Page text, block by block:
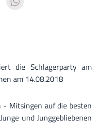
die Schlagerparty am
am 14.08.2018
- Mitsingen auf die besten
und Junggebliebenen